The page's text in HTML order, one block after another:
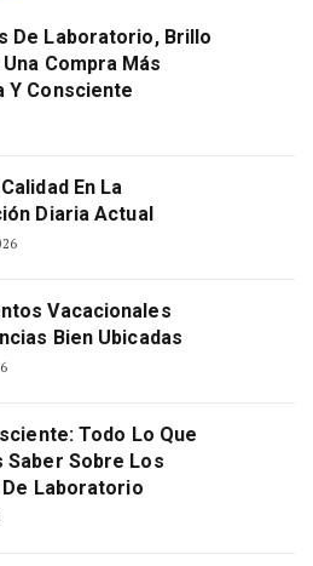
De Laboratorio, Brillo
Compra Más
Y Consciente
En La
Diaria Actual
Vacacionales
Bien Ubicadas
Todo Lo Que
Saber Sobre Los
Laboratorio